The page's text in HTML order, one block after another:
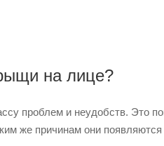
на лице?
проблем и неудобств. Это
же причинам они